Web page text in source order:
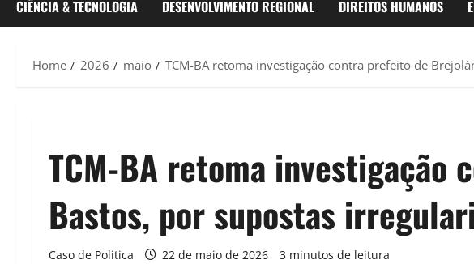
CIÊNCIA & TECNOLOGIA DESENVOLVIMENTO REGIONAL DIREITOS HUMANOS
Home 2026 maio TCM-BA retoma investigação contra prefeito de
TCM-BA retoma investigação
Bastos, por supostas
Caso de Politica 22 de maio de 2026 3 minutos de leitura